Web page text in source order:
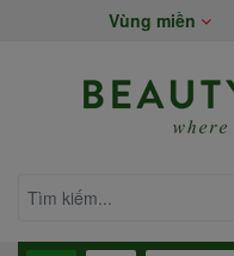
Vùng miền